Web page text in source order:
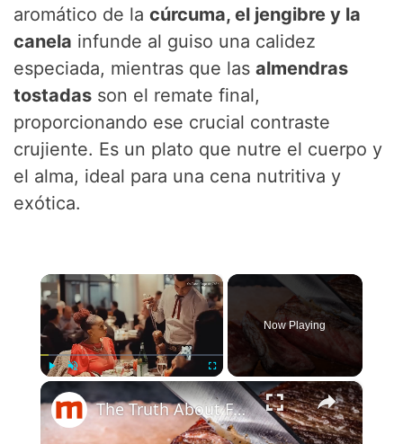
aromático de lacúrcuma, el jengibre y la
canela infunde al guiso una calidez
especiada, mientras que lasalmendras
tostadas son el remate final,
proporcionando ese crucial contraste
crujiente. Es un plato que nutre el cuerpo y
el alma, ideal para una cena nutritiva y
exótica.
×
Fullscreen
Now Playing
×
The Truth About Fogo De Chao's Signature Steak